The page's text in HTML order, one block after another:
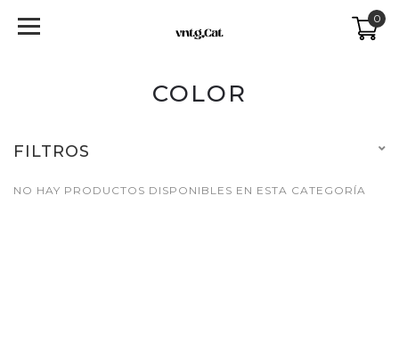
0
COLOR
FILTROS
NO HAY PRODUCTOS DISPONIBLES EN ESTA CATEGORÍA